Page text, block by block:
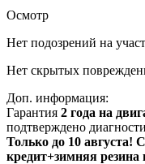
Осмотр
Нет подозрений на
Нет скрытых
Доп. информация:
Гарантия 2 года на
подтверждено
Только до 10 августа!
кредит+зимняя резина